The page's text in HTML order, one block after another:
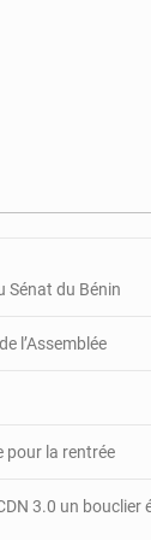
Sénat du Bénin
l’Assemblée
pour la rentrée
3.0 un bouclier